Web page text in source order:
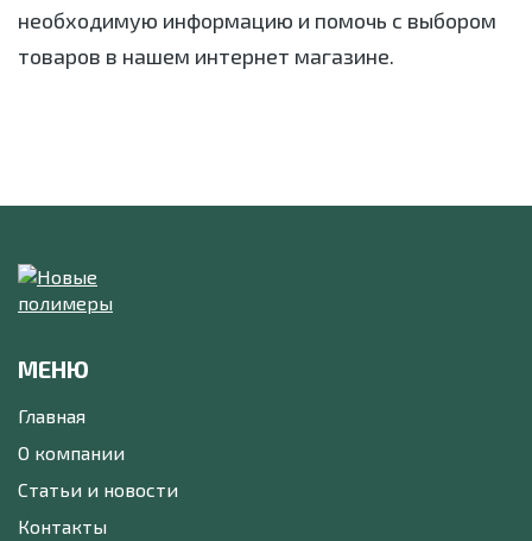
необходимую информацию и помочь с выбором
товаров в нашем интернет магазине.
МЕНЮ
Главная
О компании
Статьи и новости
Контакты